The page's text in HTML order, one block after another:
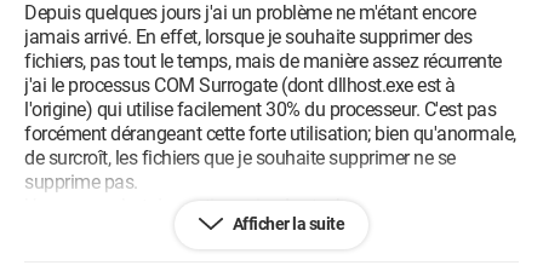
Depuis quelques jours j'ai un problème ne m'étant encore
jamais arrivé. En effet, lorsque je souhaite supprimer des
fichiers, pas tout le temps, mais de manière assez récurrente
j'ai le processus COM Surrogate (dont dllhost.exe est à
l'origine) qui utilise facilement 30% du processeur. C'est pas
forcément dérangeant cette forte utilisation; bien qu'anormale,
de surcroît, les fichiers que je souhaite supprimer ne se
supprime pas.
Une screenshot du gestionnaire des taches:
Afficher la suite